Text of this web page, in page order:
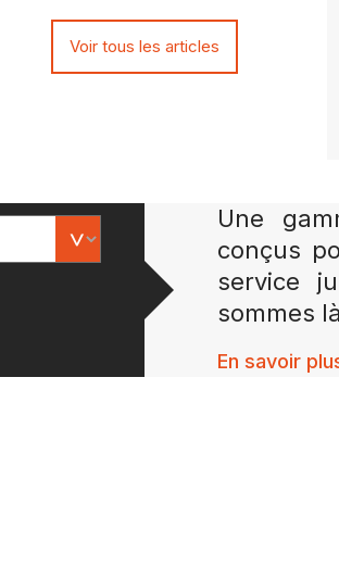
Voir tous les articles
Une
conçus
service
sommes
En savoir